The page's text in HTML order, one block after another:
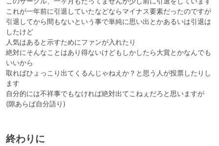
これが一年前に引退していたなどならマイナス要素だったのですが
引退してから間もないという事で単純に思い出とかあるいは引退は
したけど
人気はあると示すためにファンが入れたり
絶対にそんなことはあり得ないけどもしかしたら大賞とかなんでも
いいから
取ればひょっこり出てくるんじゃねえか？と思う人が投票したりし
ます
自分的には不祥事でもなければ絶対出てこねぇだろと思いますが
(隙あらば自分語り)
終わりに